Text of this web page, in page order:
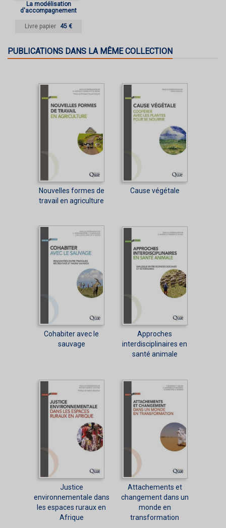
La modélisation
d'accompagnement
Livre papier 45 €
PUBLICATIONS DANS LA MÊME COLLECTION
Nouvelles formes de
travail en agriculture
Cause végétale
Cohabiter avec le
sauvage
Approches
interdisciplinaires en
santé animale
Justice
environnementale dans
les espaces ruraux en
Afrique
Attachements et
changement dans un
monde en
transformation